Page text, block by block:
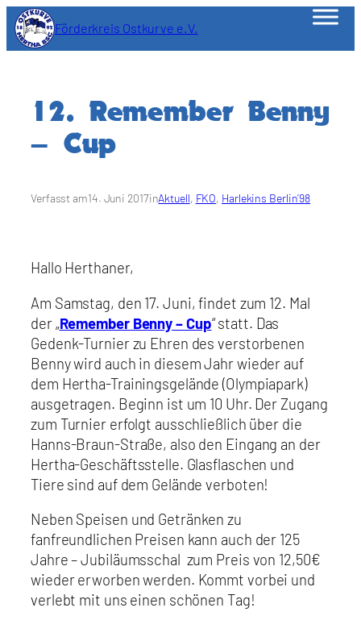
Zum
Inhalt
springen
Förderkreis Ostkurve e.V.
12. Remember Benny
– Cup
Verfasst am14. Juni 2017inAktuell, FKO, Harlekins Berlin’98
Hallo Herthaner,
Am Samstag, den 17. Juni, findet zum 12. Mal
der „Remember Benny – Cup“ statt. Das
Gedenk-Turnier zu Ehren des verstorbenen
Benny wird auch in diesem Jahr wieder auf
dem Hertha-Trainingsgelände (Olympiapark)
ausgetragen. Beginn ist um 10 Uhr. Der Zugang
zum Turnier erfolgt ausschließlich über die
Hanns-Braun-Straße, also den Eingang an der
Hertha-Geschäftsstelle. Glasflaschen und
Tiere sind auf dem Gelände verboten!
Neben Speisen und Getränken zu
fanfreundlichen Preisen kann auch der 125
Jahre – Jubiläumsschal zum Preis von 12,50€
wieder erworben werden. Kommt vorbei und
verlebt mit uns einen schönen Tag!